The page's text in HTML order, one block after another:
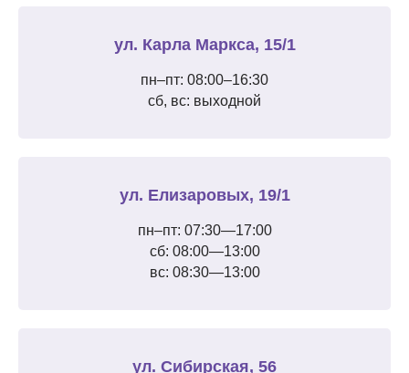
ул. Карла Маркса, 15/1
пн–пт: 08:00–16:30
сб, вс: выходной
ул. Елизаровых, 19/1
пн–пт: 07:30—17:00
сб: 08:00—13:00
вс: 08:30—13:00
ул. Сибирская, 56